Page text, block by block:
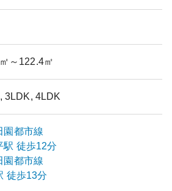
～122.4㎡
3LDK, 4LDK
園都市線
駅 徒歩12分
園都市線
徒歩13分